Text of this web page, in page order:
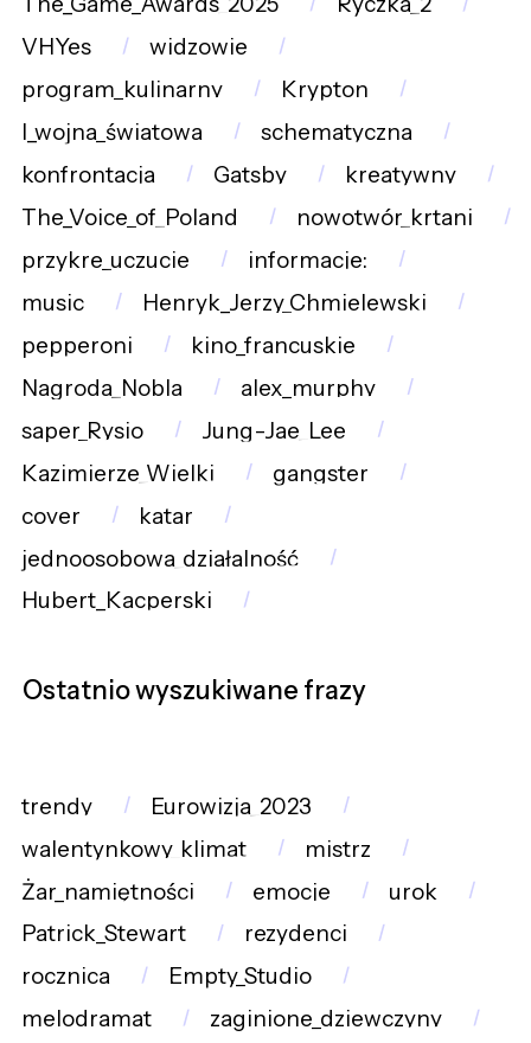
VHYes
widzowie
program_kulinarny
Krypton
I_wojna_światowa
schematyczna
konfrontacja
Gatsby
kreatywny
The_Voice_of_Poland
nowotwór_krtani
przykre_uczucie
informacje:
music
Henryk_Jerzy_Chmielewski
pepperoni
kino_francuskie
Nagroda_Nobla
alex_murphy
saper_Rysio
Jung-Jae_Lee
Kazimierze_Wielki
gangster
cover
katar
jednoosobowa_działalność
Hubert_Kacperski
Ostatnio wyszukiwane frazy
trendy
Eurowizja_2023
walentynkowy_klimat
mistrz
Żar_namiętności
emocje
urok
Patrick_Stewart
rezydenci
rocznica
Empty_Studio
melodramat
zaginione_dziewczyny